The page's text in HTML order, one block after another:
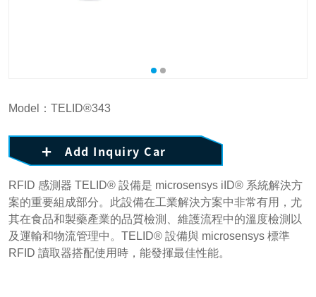
RFID 感測器 TELID® 設備是 microsensys iID® 系統解決方
案的重要組成部分。此設備在工業解決方案中非常有用，尤
其在食品和製藥產業的品質檢測、維護流程中的溫度檢測以
及運輸和物流管理中。TELID® 設備與 microsensys 標準
RFID 讀取器搭配使用時，能發揮最佳性能。
Model：TELID®343
Add Inquiry Car